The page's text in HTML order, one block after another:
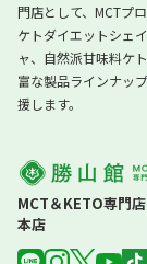
門店として、MCTプ
ケトダイエットシェ
ャ、自然派甘味料ケ
富な製品ラインナッ
援します。
MCT＆KETO専門
本店